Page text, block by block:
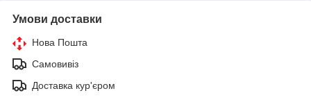
Умови доставки
Нова Пошта
Самовивіз
Доставка кур'єром